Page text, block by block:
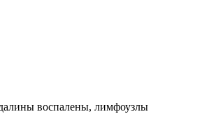
воспалены, лимфоузлы